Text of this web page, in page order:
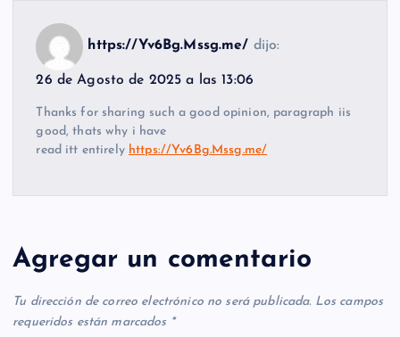
https://Yv6Bg.Mssg.me/ dijo:
26 de Agosto de 2025 a las 13:06
Thanks for sharing such a good opinion, paragraph iis
good, thats why i have
read itt entirely https://Yv6Bg.Mssg.me/
Agregar un comentario
Tu dirección de correo electrónico no será publicada. Los campos
requeridos están marcados *